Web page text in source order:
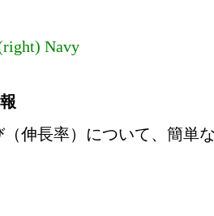
Navy
（伸長率）について、簡単